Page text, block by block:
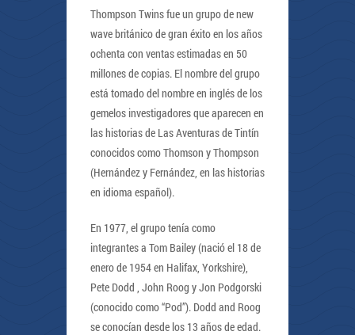
Thompson Twins fue un grupo de new
wave británico de gran éxito en los años
ochenta con ventas estimadas en 50
millones de copias. El nombre del grupo
está tomado del nombre en inglés de los
gemelos investigadores que aparecen en
las historias de Las Aventuras de Tintín
conocidos como Thomson y Thompson
(Hernández y Fernández, en las historias
en idioma español).
En 1977, el grupo tenía como
integrantes a Tom Bailey (nació el 18 de
enero de 1954 en Halifax, Yorkshire),
Pete Dodd , John Roog y Jon Podgorski
(conocido como “Pod”). Dodd and Roog
se conocían desde los 13 años de edad.